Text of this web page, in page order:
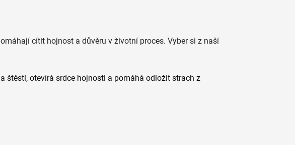
cítit hojnost a důvěru v životní proces. Vyber si z naší
štěstí, otevírá srdce hojnosti a pomáhá odložit strach z